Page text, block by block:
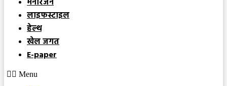
लाइफस्टाइल
हेल्थ
खेल जगत
E-paper
Menu